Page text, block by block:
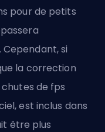
pour de petits
si
la correction
de fps
est inclus dans
être plus